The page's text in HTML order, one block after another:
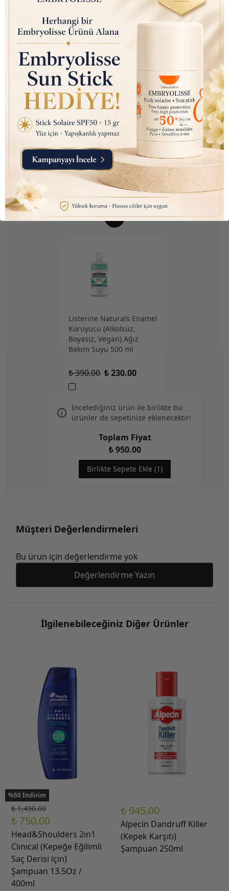
Nutraxin D3K2 (Kemik ve
Bağışıklık Desteği) Gıda
Takviyesi Sprey (207 Puf)
30ml
₺ 450.00 ₺ 145.10
Listerine Naturals Enamel
Koruyucu (Alkolsüz,
Boyasız, Vegan) Ağız
Bakım Suyu 500 ml
₺ 390.00 ₺ 230.00
İncelediğiniz ürün ile birlikte bu
ürünler de sepetinize eklenecektir!
Toplam Fiyat
₺ 950.00
Birlikte Sepete Ekle (1)
Müşteri Değerlendirmeleri
Bu ürün için değerlendirme yok
Değerlendirme Yazın
İlgilenebileceğiniz Diğer Ürünler
%50 İndirim
₺ 1,490.00
₺ 750.00
Head&Shoulders 2ın1
Clınıcal (Kepeğe Eğilimli
Saç Derisi için)
Şampuan 13.5Oz /
400ml
₺ 945.00
Alpecin Dandruff Killer
(Kepek Karşıtı)
Şampuan 250ml